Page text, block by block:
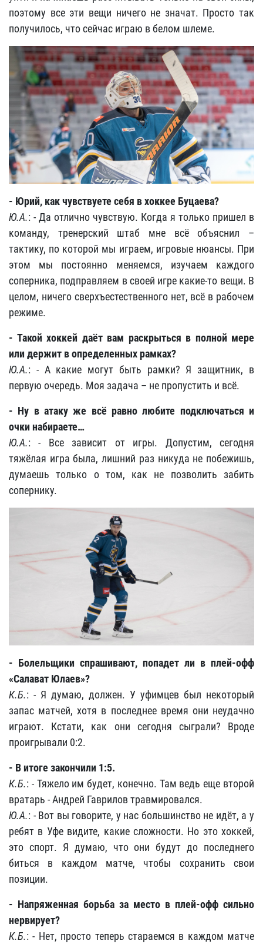
поэтому все эти вещи ничего не значат. Просто так
получилось, что сейчас играю в белом шлеме.
- Юрий, как чувствуете себя в хоккее Буцаева?
Ю.А.: - Да отлично чувствую. Когда я только пришел в
команду, тренерский штаб мне всё объяснил –
тактику, по которой мы играем, игровые нюансы. При
этом мы постоянно меняемся, изучаем каждого
соперника, подправляем в своей игре какие-то вещи. В
целом, ничего сверхъестественного нет, всё в рабочем
режиме.
- Такой хоккей даёт вам раскрыться в полной мере
или держит в определенных рамках?
Ю.А.: - А какие могут быть рамки? Я защитник, в
первую очередь. Моя задача – не пропустить и всё.
- Ну в атаку же всё равно любите подключаться и
очки набираете…
Ю.А.: - Все зависит от игры. Допустим, сегодня
тяжёлая игра была, лишний раз никуда не побежишь,
думаешь только о том, как не позволить забить
сопернику.
- Болельщики спрашивают, попадет ли в плей-офф
«Салават Юлаев»?
К.Б.: - Я думаю, должен. У уфимцев был некоторый
запас матчей, хотя в последнее время они неудачно
играют. Кстати, как они сегодня сыграли? Вроде
проигрывали 0:2.
- В итоге закончили 1:5.
К.Б.: - Тяжело им будет, конечно. Там ведь еще второй
вратарь - Андрей Гаврилов травмировался.
Ю.А.: - Вот вы говорите, у нас большинство не идёт, а у
ребят в Уфе видите, какие сложности. Но это хоккей,
это спорт. Я думаю, что они будут до последнего
биться в каждом матче, чтобы сохранить свои
позиции.
- Напряженная борьба за место в плей-офф сильно
нервирует?
К.Б.: - Нет, просто теперь стараемся в каждом матче